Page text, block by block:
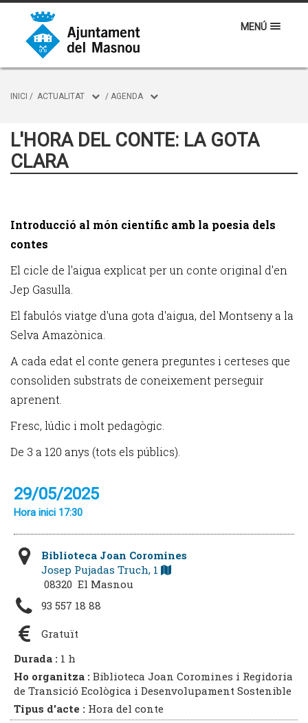
MENÚ
INICI / ACTUALITAT / AGENDA
L'HORA DEL CONTE: LA GOTA
CLARA
Introducció al món científic amb la poesia dels
contes
El cicle de l'aigua explicat per un conte original d'en
Jep Gasulla.
El fabulós viatge d'una gota d'aigua, del Montseny a la
Selva Amazònica.
A cada edat el conte genera preguntes i certeses que
consoliden substrats de coneixement perseguir
aprenent.
Fresc, lúdic i molt pedagògic.
De 3 a 120 anys (tots els públics).
29/05/2025
Hora inici 17:30
Biblioteca Joan Coromines
Josep Pujadas Truch, 1
08320 El Masnou
93 557 18 88
Gratuït
Durada : 1 h
Ho organitza : Biblioteca Joan Coromines i Regidoria
de Transició Ecològica i Desenvolupament Sostenible
Tipus d'acte : Hora del conte